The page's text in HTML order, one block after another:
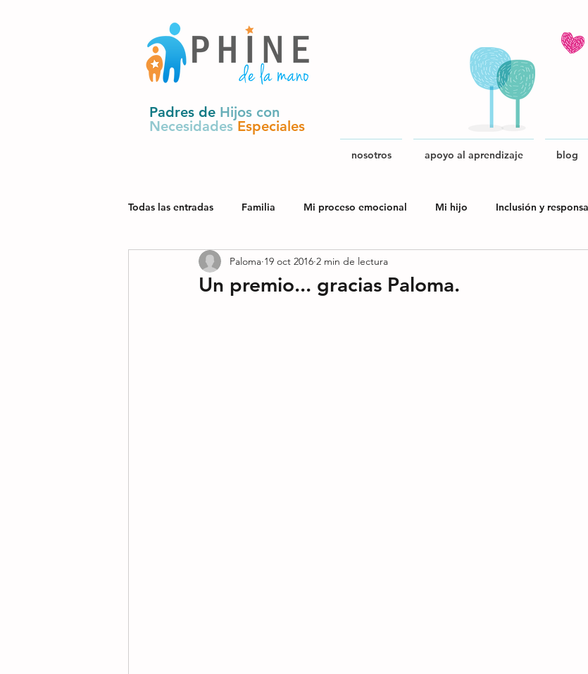
Padres de Hijos con
NecesidadesEspeciales
nosotros apoyo al aprendizaje blog
Todas las entradas Familia Mi proceso emocional Mi hijo Inclusión y
Derechos y política pública
Un premio... gracias Paloma.
Paloma 19 oct 2016 2 min de lectura